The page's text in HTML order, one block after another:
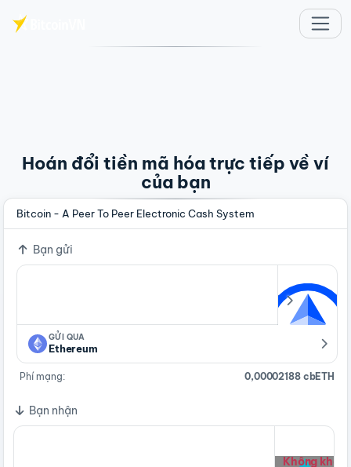
Hoán đổi tiền mã hóa trực tiếp về ví
của bạn
Bitcoin - A Peer To Peer Electronic Cash System
Bạn gửi
GỬI QUA
Ethereum
Phí mạng: 0,00002188 cbETH
Bạn nhận
Không khả